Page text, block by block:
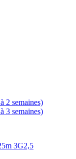
2 semaines)
3 semaines)